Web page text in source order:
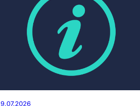
9.07.2026